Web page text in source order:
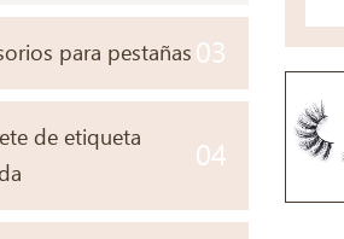
para pestañas 03
de etiqueta
04